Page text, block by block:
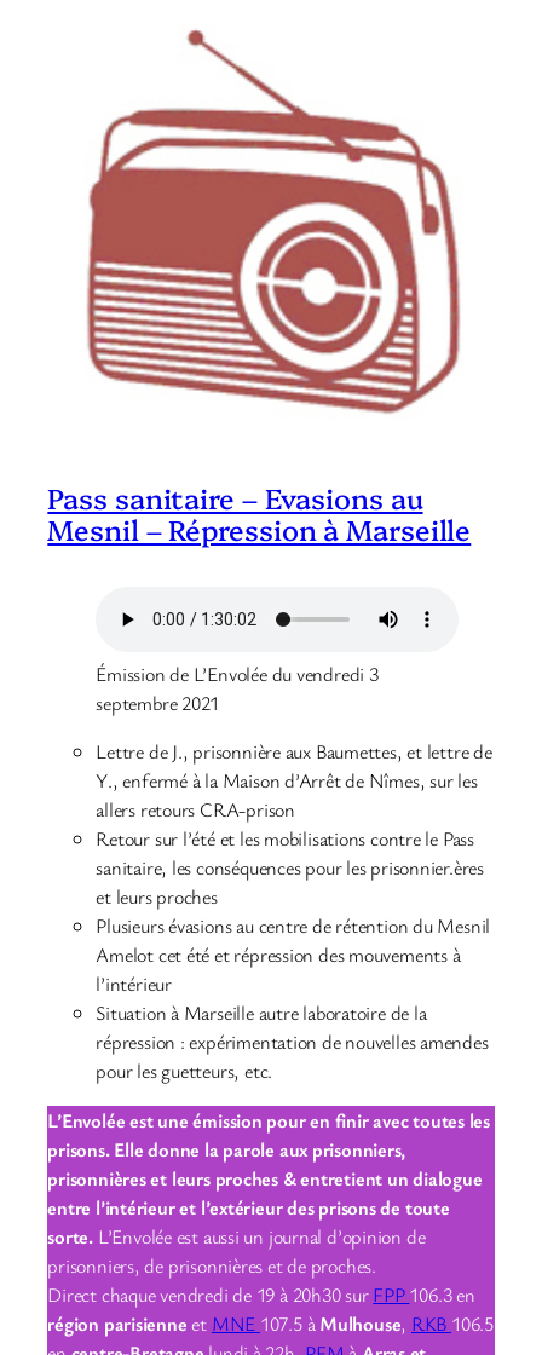
Pass sanitaire – Evasions au
Mesnil – Répression à Marseille
Émission de L’Envolée du vendredi 3
septembre 2021
Lettre de J., prisonnière aux Baumettes, et lettre de
Y., enfermé à la Maison d’Arrêt de Nîmes, sur les
allers retours CRA-prison
Retour sur l’été et les mobilisations contre le Pass
sanitaire, les conséquences pour les prisonnier.ères
et leurs proches
Plusieurs évasions au centre de rétention du Mesnil
Amelot cet été et répression des mouvements à
l’intérieur
Situation à Marseille autre laboratoire de la
répression : expérimentation de nouvelles amendes
pour les guetteurs, etc.
L’Envolée est une émission pour en finir avec toutes les
prisons. Elle donne la parole aux prisonniers,
prisonnières et leurs proches & entretient un dialogue
entre l’intérieur et l’extérieur des prisons de toute
sorte. L’Envolée est aussi un journal d’opinion de
prisonniers, de prisonnières et de proches.
Direct chaque vendredi de 19 à 20h30 surFPP106.3 en
région parisienneet MNE 107.5 àMulhouse, RKB 106.5